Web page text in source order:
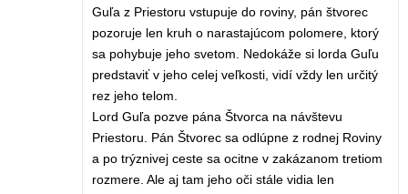
Guľa z Priestoru vstupuje do roviny, pán štvorec
pozoruje len kruh o narastajúcom polomere, ktorý
sa pohybuje jeho svetom. Nedokáže si lorda Guľu
predstaviť v jeho celej veľkosti, vidí vždy len určitý
rez jeho telom.
Lord Guľa pozve pána Štvorca na návštevu
Priestoru. Pán Štvorec sa odlúpne z rodnej Roviny
a po trýznivej ceste sa ocitne v zakázanom tretiom
rozmere. Ale aj tam jeho oči stále vidia len